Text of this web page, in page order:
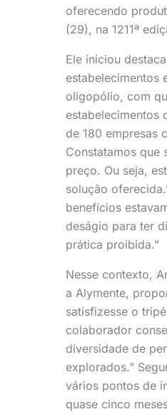
oferecendo
(29), na 1211ª
Ele iniciou
estabelecimentos
oligopólio, com
estabelecimentos
de 180 empresas
Constatamos que
preço. Ou seja,
solução
benefícios
deságio para ter
prática proibida.”
Nesse contexto,
a Alymente,
satisfizesse o
colaborador
diversidade de
explorados.”
vários pontos de
quase cinco